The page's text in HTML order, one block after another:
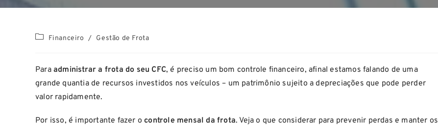
Financeiro / Gestão de Frota
Para administrar a frota do seu CFC, é preciso um bom controle financeiro, afinal estamos falando de uma
grande quantia de recursos investidos nos veículos – um patrimônio sujeito a depreciações que pode perder
valor rapidamente.
Por isso, é importante fazer ocontrole mensal da frota. Veja o que considerar para prevenir perdas e manter os